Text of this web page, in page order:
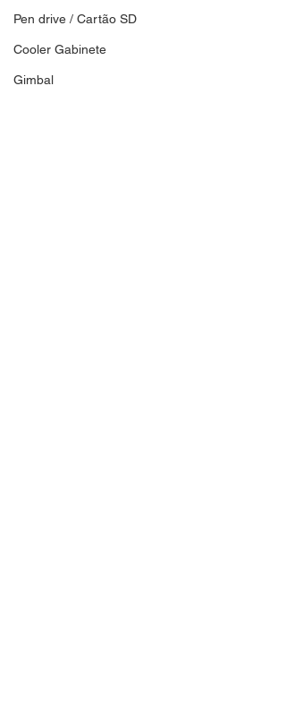
Pen drive / Cartão SD
Cooler Gabinete
Gimbal